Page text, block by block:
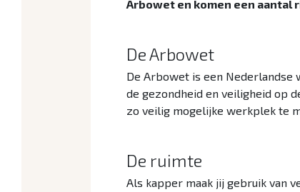
Arbowet en komen een aantal
De Arbowet
De Arbowet is een
de gezondheid en veiligheid op
zo veilig mogelijke werkplek te
De ruimte
Als kapper maak jij gebruik van